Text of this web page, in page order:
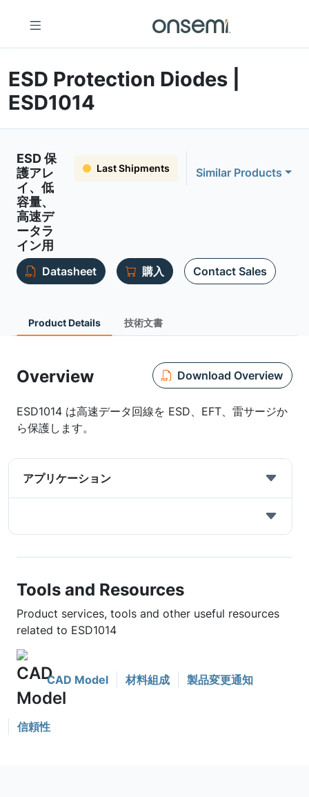
ESD Protection Diodes |
ESD1014
ESD 保
護アレ
イ、低
容量、
高速デ
ータラ
イン用
Last Shipments Similar Products
Datasheet 購入 Contact Sales
Product Details 技術文書
Overview Download Overview
ESD1014 は高速データ回線を ESD、EFT、雷サージか
ら保護します。
アプリケーション
Tools and Resources
Product services, tools and other useful resources
related to ESD1014
CAD Model 材料組成 製品変更通知
信頼性